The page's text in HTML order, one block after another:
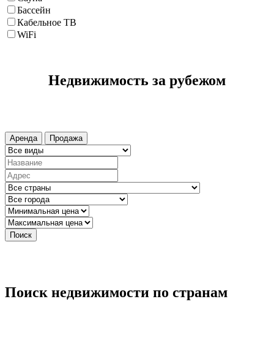
Бассейн
Кабельное ТВ
WiFi
Недвижимость за рубежом
Аренда Продажа
Поиск
Поиск недвижимости по странам